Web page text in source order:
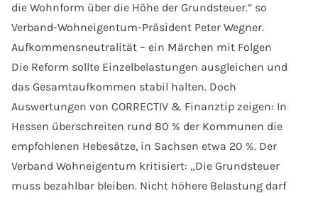
die Wohnform über die Höhe der Grundsteuer.“ so
Verband-Wohneigentum-Präsident Peter Wegner.
Aufkommensneutralität – ein Märchen mit Folgen
Die Reform sollte Einzelbelastungen ausgleichen und
das Gesamtaufkommen stabil halten. Doch
Auswertungen von CORRECTIV & Finanztip zeigen: In
Hessen überschreiten rund 80 % der Kommunen die
empfohlenen Hebesätze, in Sachsen etwa 20 %. Der
Verband Wohneigentum kritisiert: „Die Grundsteuer
muss bezahlbar bleiben. Nicht höhere Belastung darf